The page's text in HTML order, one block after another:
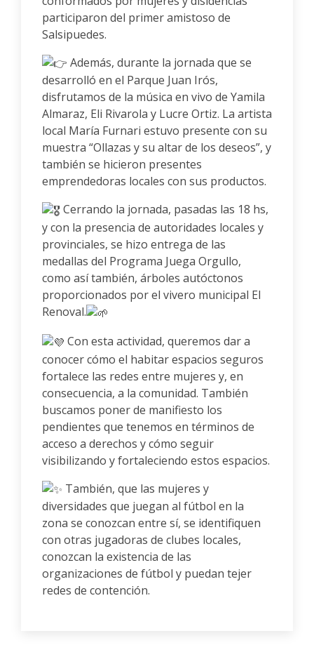
participaron del primer amistoso de
Salsipuedes.
Además, durante la jornada que se
desarrolló en el Parque Juan Irós,
disfrutamos de la música en vivo de Yamila
Almaraz, Eli Rivarola y Lucre Ortiz. La artista
local María Furnari estuvo presente con su
muestra “Ollazas y su altar de los deseos”, y
también se hicieron presentes
emprendedoras locales con sus productos.
Cerrando la jornada, pasadas las 18 hs,
y con la presencia de autoridades locales y
provinciales, se hizo entrega de las
medallas del Programa Juega Orgullo,
como así también, árboles autóctonos
proporcionados por el vivero municipal El
Renoval.
Con esta actividad, queremos dar a
conocer cómo el habitar espacios seguros
fortalece las redes entre mujeres y, en
consecuencia, a la comunidad. También
buscamos poner de manifiesto los
pendientes que tenemos en términos de
acceso a derechos y cómo seguir
visibilizando y fortaleciendo estos espacios.
También, que las mujeres y
diversidades que juegan al fútbol en la
zona se conozcan entre sí, se identifiquen
con otras jugadoras de clubes locales,
conozcan la existencia de las
organizaciones de fútbol y puedan tejer
redes de contención.